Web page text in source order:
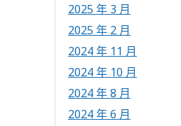
2025 年 3 月
2025 年 2 月
2024 年 11 月
2024 年 10 月
2024 年 8 月
2024 年 6 月